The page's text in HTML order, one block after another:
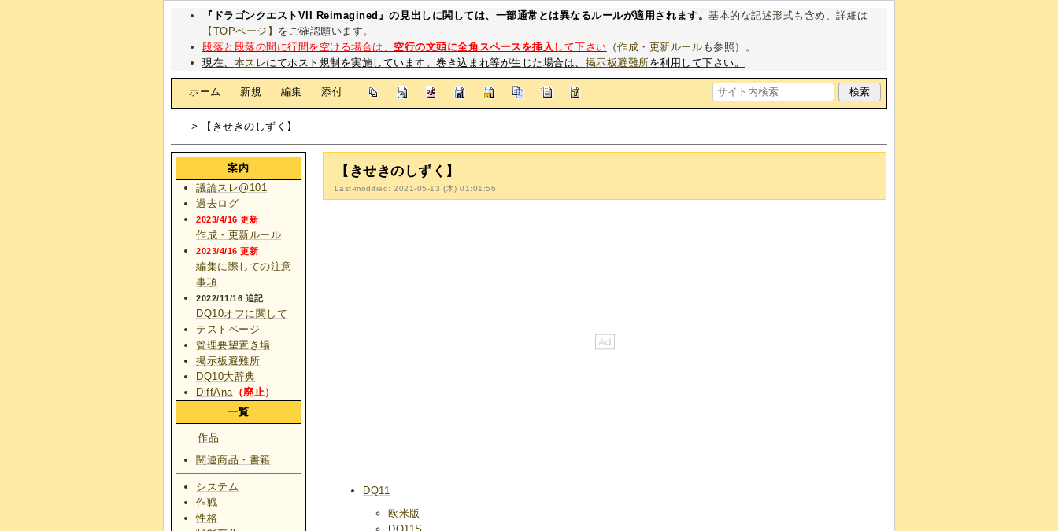
『ドラゴンクエストVII Reimagined』の見出しに関しては、一部通常とは異なるルールが適用されます。基本的な記述形式も含め、詳細は
【TOPページ】 をご確認願います。
段落と段落の間に行間を空ける場合は、 空行の文頭に全角スペースを挿入 して下さい （作成・更新ルール も参照）。
現在、 本スレにてホスト規制を実施しています。巻き込まれ等が生じた場合は、 掲示板避難所を利用して下さい。
ホーム 新規 編集 添付
> 【きせきのしずく】
【きせきのしずく】
Last-modified: 2021-05-13 (木) 01:01:56
DQ11
欧米版
案内
議論スレ@101
過去ログ
2023/4/16 更新
作成・更新ルール
2023/4/16 更新
編集に際しての注意
事項
2022/11/16 追記
DQ10オフに関して
テストページ
管理要望置き場
掲示板避難所
DQ10大辞典
DiffAna（廃止）
一覧
作品
関連商品・書籍
システム
作戦
性格